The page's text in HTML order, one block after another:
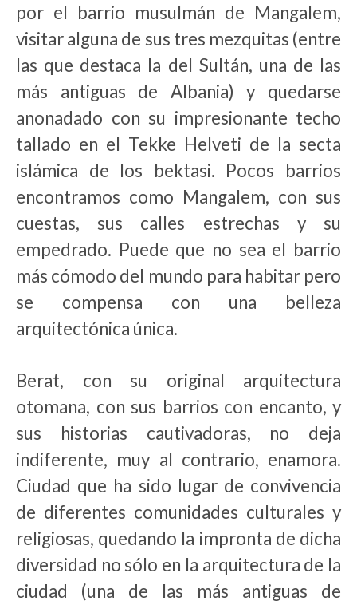
por el barrio musulmán de Mangalem,
visitar alguna de sus tres mezquitas (entre
las que destaca la del Sultán, una de las
más antiguas de Albania) y quedarse
anonadado con su impresionante techo
tallado en el Tekke Helveti de la secta
islámica de los bektasi. Pocos barrios
encontramos como Mangalem, con sus
cuestas, sus calles estrechas y su
empedrado. Puede que no sea el barrio
más cómodo del mundo para habitar pero
se compensa con una belleza
arquitectónica única.
Berat, con su original arquitectura
otomana, con sus barrios con encanto, y
sus historias cautivadoras, no deja
indiferente, muy al contrario, enamora.
Ciudad que ha sido lugar de convivencia
de diferentes comunidades culturales y
religiosas, quedando la impronta de dicha
diversidad no sólo en la arquitectura de la
ciudad (una de las más antiguas de